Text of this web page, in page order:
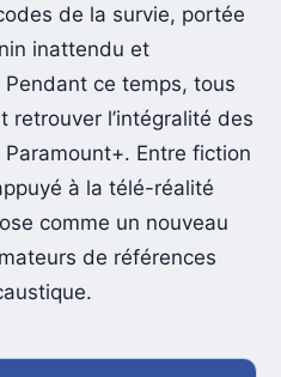
de la survie, portée
inattendu et
ce temps, tous
retrouver l’intégralité des
Paramount+. Entre fiction
à la télé-réalité
comme un nouveau
de références